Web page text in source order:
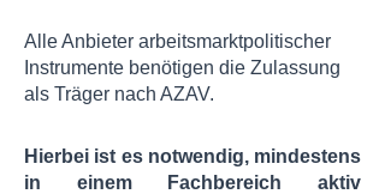
Alle Anbieter arbeitsmarktpolitischer
Instrumente benötigen die Zulassung
als Träger nach AZAV.
Hierbei ist es notwendig, mindestens
in einem Fachbereich aktiv